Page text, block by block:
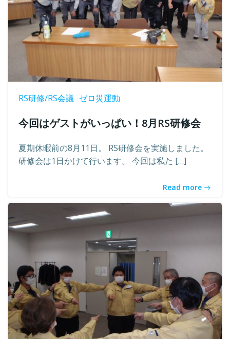
RS研修/RS会議 ゼロ災運動
今回はゲストがいっぱい！8月RS研修会
夏期休暇前の8月11日。 RS研修会を実施しました。
研修会は1日かけて行います。 今回は私た […]
Read more